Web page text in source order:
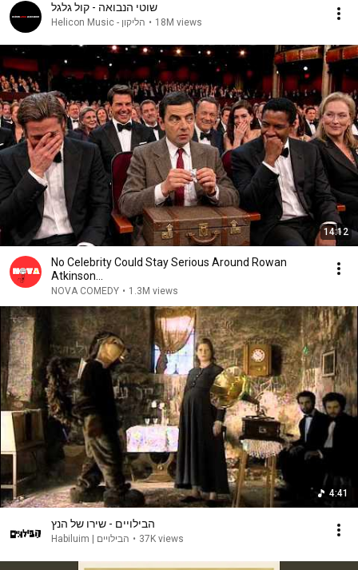
שוטי הנבואה - קול גלגל
Helicon Music - הליקון • 18M views
14:12
No Celebrity Could Stay Serious Around Rowan
Atkinson...
NOVA COMEDY • 1.3M views
4:41
הבילויים - שירו של הנץ
Habiluim | הבילויים • 37K views